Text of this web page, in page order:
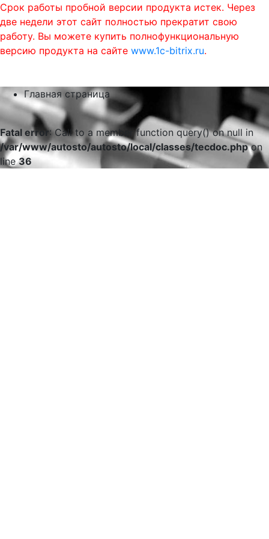
Срок работы пробной версии продукта истек. Через
две недели этот сайт полностью прекратит свою
работу. Вы можете купить полнофункциональную
версию продукта на сайте www.1c-bitrix.ru.
Главная страница
Fatal error: Call to a member function query() on null in
/var/www/autosto/autosto/local/classes/tecdoc.phpon
line36